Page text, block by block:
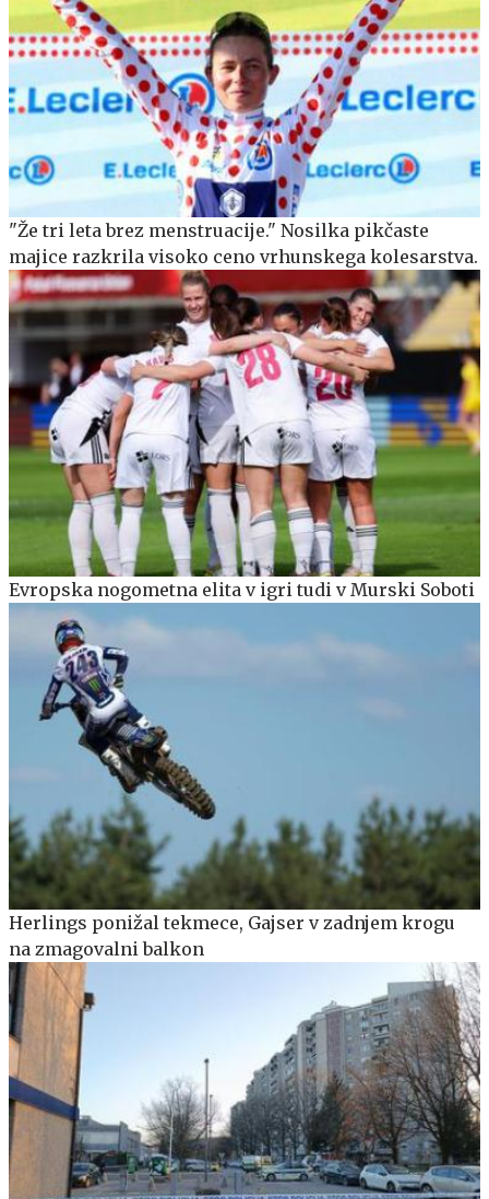
"Že tri leta brez menstruacije." Nosilka pikčaste
majice razkrila visoko ceno vrhunskega kolesarstva.
Evropska nogometna elita v igri tudi v Murski Soboti
Herlings ponižal tekmece, Gajser v zadnjem krogu
na zmagovalni balkon